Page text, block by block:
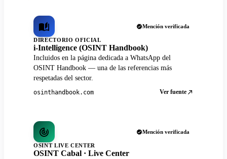
Mención verificada
DIRECTORIO OFICIAL
i-Intelligence (OSINT Handbook)
Incluidos en la página dedicada a WhatsApp del
OSINT Handbook — una de las referencias más
respetadas del sector.
osinthandbook.com Ver fuente
Mención verificada
OSINT LIVE CENTER
OSINT Cabal · Live Center